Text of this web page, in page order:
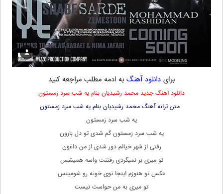
برای دانلود آهنگ به ادمه مطلب مراجعه کنید
دانلود آهنگ جدید محمد رشیدیان بنام یه شب سرد زمستون
متن ترانه آهنگ محمد رشیدیان بنام یه شب سرد زمستون
یه شب سرد زمستون
یه شب سرد زمستون گم شدی تو دل بارون
رفتی از شهر خیالم دور شدی از من داغون
تو میری بر نمیگردی رفتنت واسه همیشس
عکس تو هنوزم اینجا توی خونه رو شومینس
تو میری به من حواست نیست